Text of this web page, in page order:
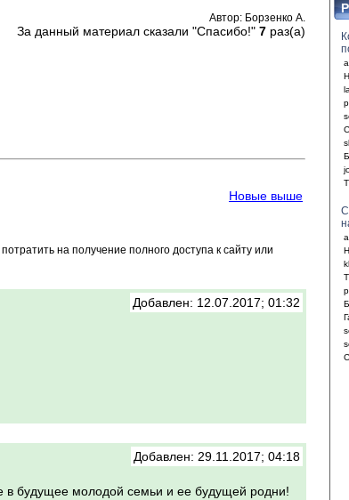
Автор: Борзенко А.
За данный материал сказали "Спасибо!" 7 раз(а)
Новые выше
на получение полного доступа к сайту или
Добавлен: 12.07.2017; 01:32
Добавлен: 29.11.2017; 04:18
в будущее молодой семьи и ее будущей родни!